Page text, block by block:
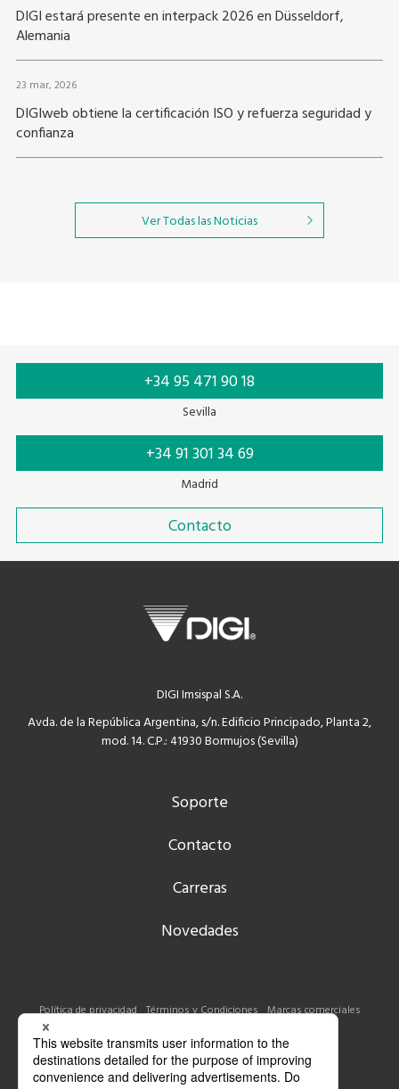
DIGI estará presente en interpack 2026 en Düsseldorf,
Alemania
23 mar, 2026
DIGIweb obtiene la certificación ISO y refuerza seguridad y
confianza
Ver Todas las Noticias
+34 95 471 90 18
Sevilla
+34 91 301 34 69
Madrid
Contacto
DIGI Imsispal S.A.
Avda. de la República Argentina, s/n. Edificio Principado, Planta 2,
mod. 14. C.P.: 41930 Bormujos (Sevilla)
Soporte
Contacto
Carreras
Novedades
Política de privacidad Términos y Condiciones Marcas comerciales